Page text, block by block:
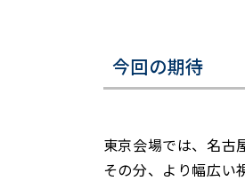
今回の期待
東京会場では、名古
その分、より幅広い